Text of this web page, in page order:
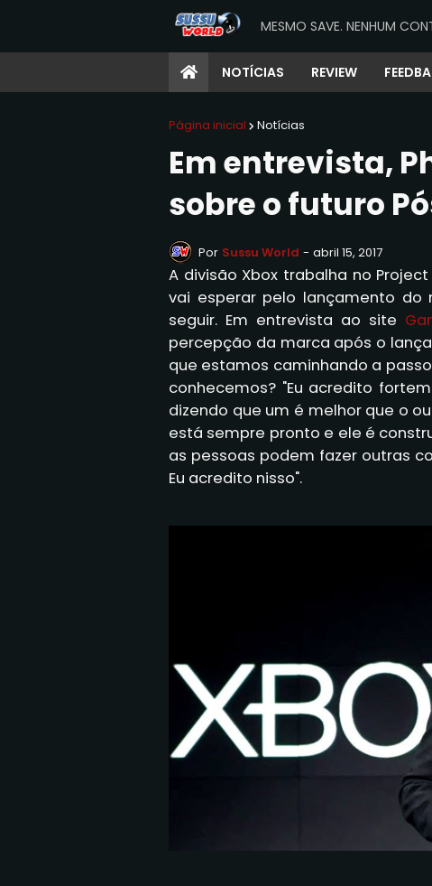
MESMO SAVE. NENHUM
NOTÍCIAS REVIEW
Página inicial Notícias
Em entrevista,
sobre o futuro
Por Sussu World - abril 15, 2017
A divisão Xbox trabalha no
vai esperar pelo lançamento do
seguir. Em entrevista ao site
percepção da marca após o
que estamos caminhando a
conhecemos? "Eu acredito
dizendo que um é melhor que o
está sempre pronto e ele é
as pessoas podem fazer outras
Eu acredito nisso".